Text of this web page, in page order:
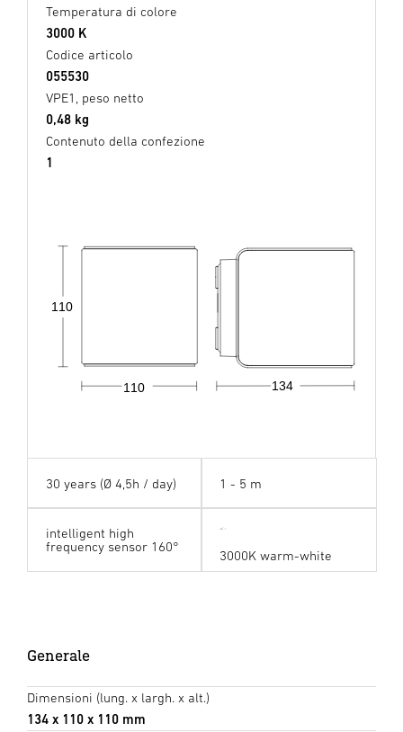
Temperatura di colore
3000 K
Codice articolo
055530
VPE1, peso netto
0,48 kg
Contenuto della confezione
1
134
110
110
30 years (Ø 4,5h / day) 1 - 5 m
intelligent high
frequency sensor 160°
3000K warm-white
Generale
Dimensioni (lung. x largh. x alt.)
134 x 110 x 110 mm